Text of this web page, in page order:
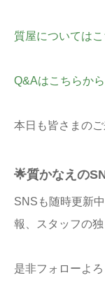
質屋についてはこ
Q&Aはこちらから
本日も皆さまの
🌟質かなえの
SNSも随時更新
報、スタッフの
是非フォローよ